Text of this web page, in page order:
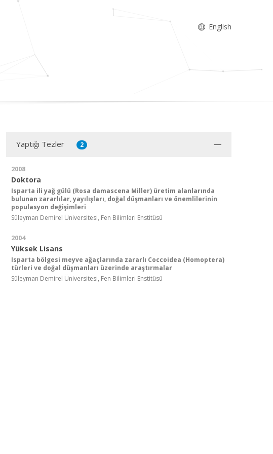
English
Yaptığı Tezler 2
2008
Doktora
Isparta ili yağ gülü (Rosa damascena Miller) üretim alanlarında
bulunan zararlılar, yayılışları, doğal düşmanları ve önemlilerinin
populasyon değişimleri
Süleyman Demirel Üniversitesi, Fen Bilimleri Enstitüsü
2004
Yüksek Lisans
Isparta bölgesi meyve ağaçlarında zararlı Coccoidea (Homoptera)
türleri ve doğal düşmanları üzerinde araştırmalar
Süleyman Demirel Üniversitesi, Fen Bilimleri Enstitüsü